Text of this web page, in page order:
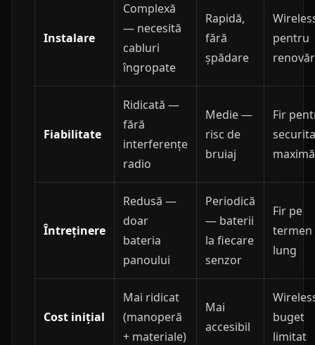
Instalare
Complexă
— necesită
cabluri
îngropate
Rapidă,
fără
șpădare
pentru
Fiabilitate
Ridicată —
fără
interferențe
radio
Medie —
risc de
bruiaj
Fir
maximă
Întreținere
Redusă —
doar
bateria
panoului
Periodică
— baterii
la fiecare
senzor
Fir pe
termen
lung
Cost inițial
Mai ridicat
(manoperă
+ materiale)
Mai
accesibil
buget
limitat